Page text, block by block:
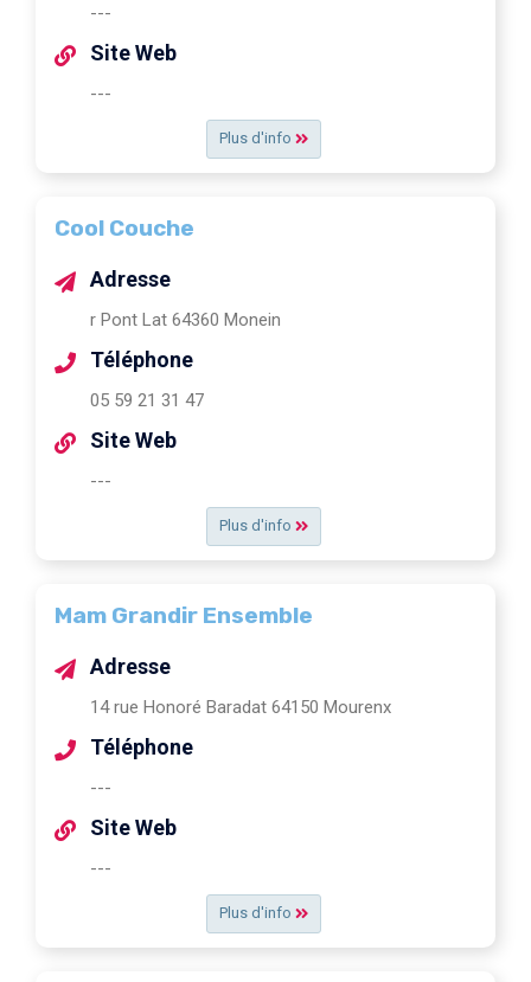
Plus d'info
---
Site Web
---
Cool Couche
Plus d'info
Adresse
r Pont Lat 64360 Monein
Téléphone
05 59 21 31 47
Site Web
---
Mam Grandir Ensemble
Plus d'info
Adresse
14 rue Honoré Baradat 64150 Mourenx
Téléphone
---
Site Web
---